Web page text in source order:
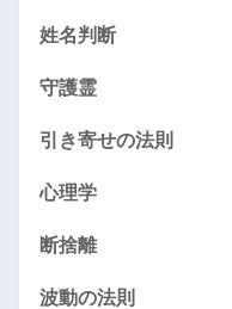
姓名判断
守護霊
引き寄せの法則
心理学
断捨離
波動の法則